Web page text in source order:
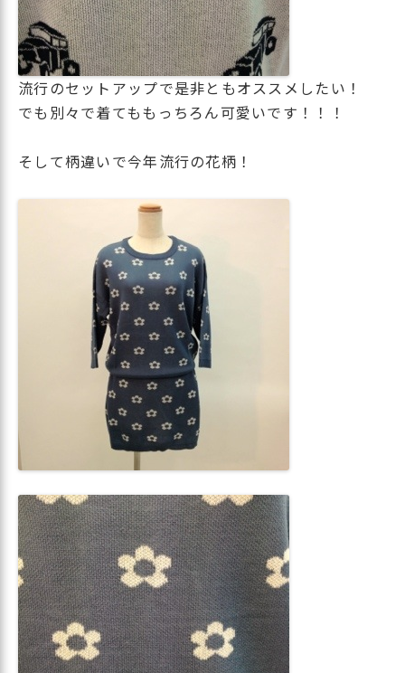
流行のセットアップで是非ともオススメしたい！
でも別々で着てももっちろん可愛いです！！！
そして柄違いで今年流行の花柄！